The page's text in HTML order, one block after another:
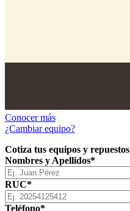
Conocer más
¿Cambiar equipo?
Cotiza tus equipos y repuestos
Nombres y Apellidos*
RUC*
Teléfono*